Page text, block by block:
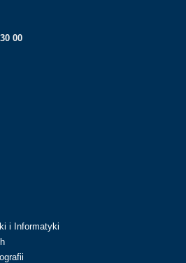
00
i Informatyki